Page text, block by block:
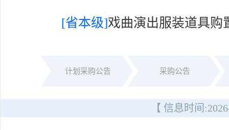
[省本级]戏曲演出服装道具购
计划采购公告 采购公告
【 信息时间: